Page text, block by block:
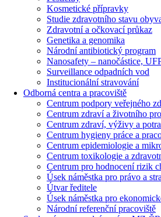
Kosmetické přípravky
Studie zdravotního stavu
Zdravotní a očkovací průkaz
Genetika a genomika
Národní antibiotický program
Nanosafety – nanočástice,
Surveillance odpadních vod
Institucionální stravování
Odborná centra a pracoviště
Centrum podpory veřejného
Centrum zdraví a životního
Centrum zdraví, výživy a
Centrum hygieny práce a
Centrum epidemiologie a
Centrum toxikologie a
Centrum pro hodnocení rizik
Úsek náměstka pro právo a
Útvar ředitele
Úsek náměstka pro
Národní referenční pracoviště